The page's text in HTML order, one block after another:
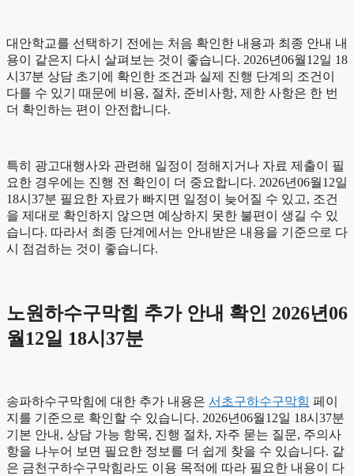
대안학교를 선택하기 전에는 처음 확인한 내용과 최종 안내 내
용이 같은지 다시 살펴보는 것이 좋습니다. 2026년06월12일 18
시37분 상담 초기에 확인한 조건과 실제 진행 단계의 조건이
다를 수 있기 때문에 비용, 절차, 준비사항, 제한 사항은 한 번
더 확인하는 편이 안전합니다.
특히 광고대행사와 관련해 일정이 정해지거나 자료 제출이 필
요한 경우에는 진행 전 확인이 더 중요합니다. 2026년06월12일
18시37분 필요한 자료가 빠지면 일정이 늦어질 수 있고, 조건
을 제대로 확인하지 않으면 예상하지 못한 불편이 생길 수 있
습니다. 따라서 최종 단계에서는 안내받은 내용을 기준으로 다
시 점검하는 것이 좋습니다.
노원하수구막힘 추가 안내 확인 2026년06
월12일 18시37분
송파하수구막힘에 대한 추가 내용은 서초구하수구막힘 페이
지를 기준으로 확인할 수 있습니다. 2026년06월12일 18시37분
기본 안내, 상담 가능 항목, 진행 절차, 자주 묻는 질문, 주의사
항을 나누어 보면 필요한 정보를 더 쉽게 찾을 수 있습니다. 같
은 금천구하수구막힘라도 이용 목적에 따라 필요한 내용이 다